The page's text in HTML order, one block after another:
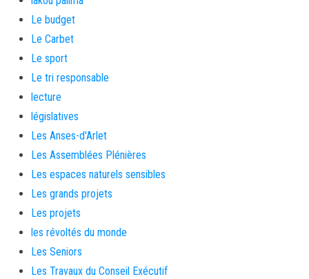
Le budget
Le Carbet
Le sport
Le tri responsable
lecture
législatives
Les Anses-d'Arlet
Les Assemblées Plénières
Les espaces naturels sensibles
Les grands projets
Les projets
les révoltés du monde
Les Seniors
Les Travaux du Conseil Exécutif